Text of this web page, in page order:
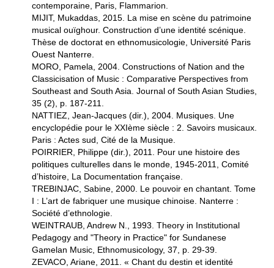
contemporaine, Paris, Flammarion.
MIJIT, Mukaddas, 2015. La mise en scène du patrimoine
musical ouïghour. Construction d’une identité scénique.
Thèse de doctorat en ethnomusicologie, Université Paris
Ouest Nanterre.
MORO, Pamela, 2004. Constructions of Nation and the
Classicisation of Music : Comparative Perspectives from
Southeast and South Asia. Journal of South Asian Studies,
35 (2), p. 187-211.
NATTIEZ, Jean-Jacques (dir.), 2004. Musiques. Une
encyclopédie pour le XXIème siècle : 2. Savoirs musicaux.
Paris : Actes sud, Cité de la Musique.
POIRRIER, Philippe (dir.), 2011. Pour une histoire des
politiques culturelles dans le monde, 1945-2011, Comité
d’histoire, La Documentation française.
TREBINJAC, Sabine, 2000. Le pouvoir en chantant. Tome
I : L’art de fabriquer une musique chinoise. Nanterre :
Société d’ethnologie.
WEINTRAUB, Andrew N., 1993. Theory in Institutional
Pedagogy and "Theory in Practice" for Sundanese
Gamelan Music, Ethnomusicology, 37, p. 29-39.
ZEVACO, Ariane, 2011. « Chant du destin et identité